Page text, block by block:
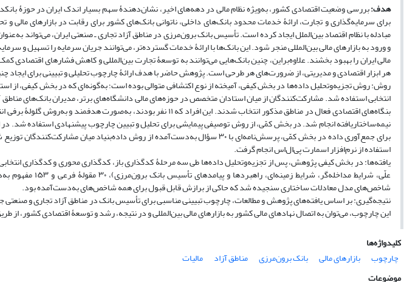
هدف:بررسی وضعیت اقتصادی کشور، به‌ویژه نظام مالی در دهه‌های اخیر، نشان‌دهندۀ سهم بسیار اندک ایران در حوزۀ
برای سرمایه‌گذاری و تجارت، ارائۀ خدمات محدود بانک‌های داخلی، ناتوانی بانک‌های کشور برای رقابت در بازارهای مالی
مبادله با نظام اقتصاد بین‌الملل ایجاد کرده است. تأسیس بانک برون‌مرزی در مناطق آزاد تجاری ـ صنعتی ایران، می‌تواند
و ورود به بازارهای مالی بین‌المللی منجر شود. این بانک‌ها با ارائۀ خدمات گسترده‌تر، می‌توانند جریان سرمایه را تسهیل و
مالی ایران را بهبود بخشند. علاوه‌براین، چنین بانک‌هایی می‌توانند به توسعۀ تجارت بین‌المللی و کاهش فشارهای اقتصادی
هر ابزار اقتصادی و مدیریتی، از ضرورت‌های هر طرحی است. پژوهش حاضر با هدف ارائۀ چارچوب تحلیلی و تبیینی برای
روش: روش تجزیه‌وتحلیل داده‌ها در بخش کیفی، آمیخته از نوع اکتشافی متوالی بوده است؛ به‌گونه‌ای که در بخش کیفی، از
انتخابی استفاده شد. مشارکت‌کنندگان از میان استادان متخصص در حوزه‌های مالی دانشگاه‌های برتر، مدیران بانک‌های
بنگاه‌های اقتصادی فعال در مناطق مذکور انتخاب شدند. این افراد که ۱۱ نفر
برای جمع‌آوری داده در بخش کمّی، پرسش‌نامه‌ای با ۳۰ سؤال به‌دست‌آمده از روش داده‌بنیاد
استفاده از نرم‌افزار اسمارت پی‌ال‌اس انجام گرفت.
علّی، شرایط مداخله‌گر،
شاخص‌های مدل معادلات ساختاری سنجیده شد که حاکی از برازش قابل قبول برای همه شاخص‌های به‌دست‌آمده بود.
نتیجه‌گیری: بر اساس یافته‌های پژوهش و مطالعات، چارچوب تبیینی مناسبی برای تأسیس بانک در مناطق آزاد تجاری و صنعتی
این چارچوب، می‌توان به اتصال نهادهای مالی کشور به بازارهای مالی بین‌المللی و در نتیجه، رشد و توسعۀ اقتصادی کشور، از
کلیدواژه‌ها
چارچوب
بازارهای مالی بانک برون‌مرزی مناطق آزاد
مالیات
موضوعات